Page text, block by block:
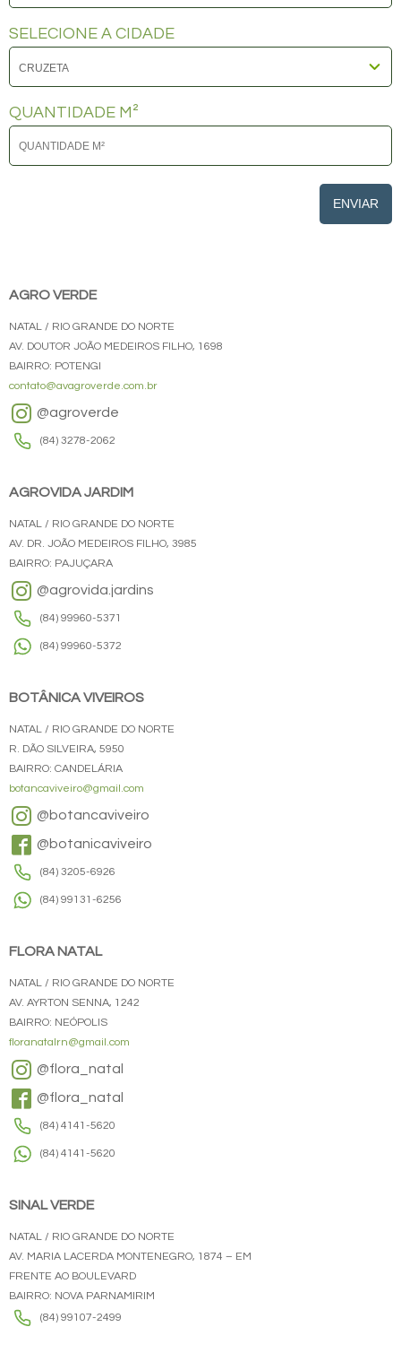
SELECIONE A CIDADE
QUANTIDADE M²
ENVIAR
AGRO VERDE
NATAL / RIO GRANDE DO NORTE
AV. DOUTOR JOÃO MEDEIROS FILHO, 1698
BAIRRO: POTENGI
contato@avagroverde.com.br
@agroverde
(84) 3278-2062
AGROVIDA JARDIM
NATAL / RIO GRANDE DO NORTE
AV. DR. JOÃO MEDEIROS FILHO, 3985
BAIRRO: PAJUÇARA
@agrovida.jardins
(84) 99960-5371
(84) 99960-5372
BOTÂNICA VIVEIROS
NATAL / RIO GRANDE DO NORTE
R. DÃO SILVEIRA, 5950
BAIRRO: CANDELÁRIA
botancaviveiro@gmail.com
@botancaviveiro
@botanicaviveiro
(84) 3205-6926
(84) 99131-6256
FLORA NATAL
NATAL / RIO GRANDE DO NORTE
AV. AYRTON SENNA, 1242
BAIRRO: NEÓPOLIS
floranatalrn@gmail.com
@flora_natal
@flora_natal
(84) 4141-5620
(84) 4141-5620
SINAL VERDE
NATAL / RIO GRANDE DO NORTE
AV. MARIA LACERDA MONTENEGRO, 1874 – EM
FRENTE AO BOULEVARD
BAIRRO: NOVA PARNAMIRIM
(84) 99107-2499